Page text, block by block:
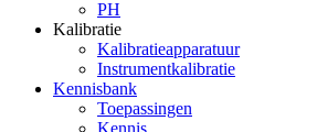
PH
Kalibratie
Kalibratieapparatuur
Instrumentkalibratie
Kennisbank
Toepassingen
Kennis